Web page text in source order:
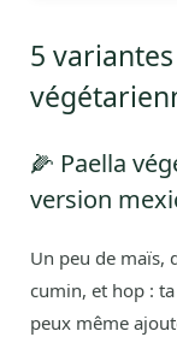
5
🌽 Paella
version
Un peu de maïs,
cumin, et hop :
peux même